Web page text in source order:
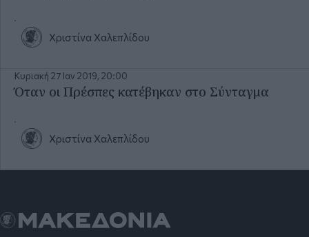
Χριστίνα Χαλεπλίδου
Κυριακή 27 Ιαν 2019, 20:00
Όταν οι Πρέσπες κατέβηκαν στο Σύνταγμα
Χριστίνα Χαλεπλίδου